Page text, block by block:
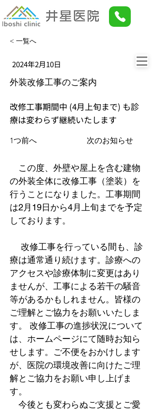
< 一覧へ
2024年2月10日
外装改修工事のご案内
改修工事期間中 (4月上旬まで) も診
療は変わらず継続いたします
1つ前へ 次のお知らせ
この度、外壁や屋上を含む建物
の外装全体に改修工事（塗装）を
行うことになりました。工事期間
は2月19日から4月上旬までを予定
しております。
改修工事を行っている間も、診
療は通常通り続けます。診療への
アクセスや診療体制に変更はあり
ませんが、工事による若干の騒音
等があるかもしれません。皆様の
ご理解とご協力をお願いいたしま
す。 改修工事の進捗状況について
は、ホームページにて随時お知ら
せします。ご不便をおかけします
が、医院の環境改善に向けたご理
解とご協力をお願い申し上げま
す。
今後とも変わらぬご支援とご愛